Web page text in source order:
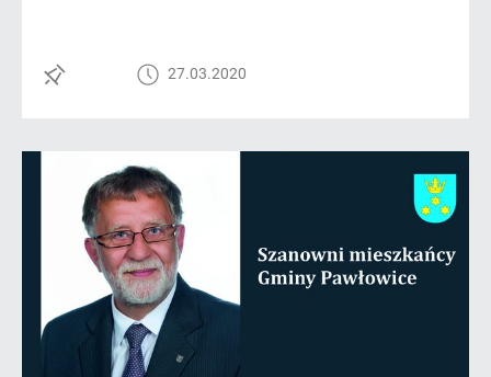
27.03.2020